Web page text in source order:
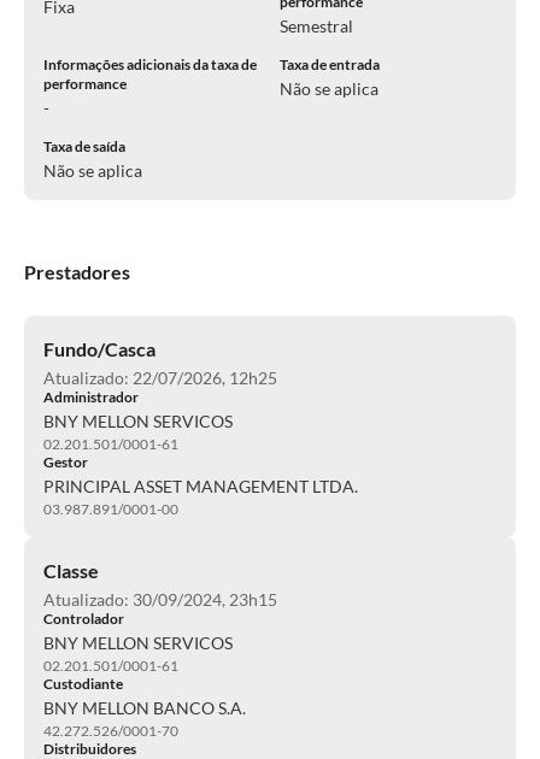
Fixa
Semestral
Informações adicionais da taxa de
performance
-
Taxa de entrada
Não se aplica
Taxa de saída
Não se aplica
Prestadores
Fundo/Casca
Atualizado: 22/07/2026, 12h25
Administrador
BNY MELLON SERVICOS
02.201.501/0001-61
Gestor
PRINCIPAL ASSET MANAGEMENT LTDA.
03.987.891/0001-00
Classe
Atualizado: 30/09/2024, 23h15
Controlador
BNY MELLON SERVICOS
02.201.501/0001-61
Custodiante
BNY MELLON BANCO S.A.
42.272.526/0001-70
Distribuidores